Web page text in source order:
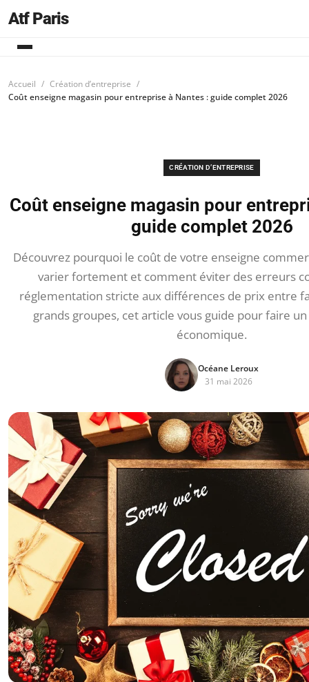
Atf Paris
Accueil
Création d’entreprise
Coût enseigne magasin pour entreprise à Nantes : guide complet 2026
CRÉATION D’ENTREPRISE
Coût enseigne magasin pour
guide complet 2026
Découvrez pourquoi le coût de votre enseigne
varier fortement et comment éviter des erreurs
réglementation stricte aux différences de prix entre
grands groupes, cet article vous guide pour faire
économique.
Océane Leroux
31 mai 2026